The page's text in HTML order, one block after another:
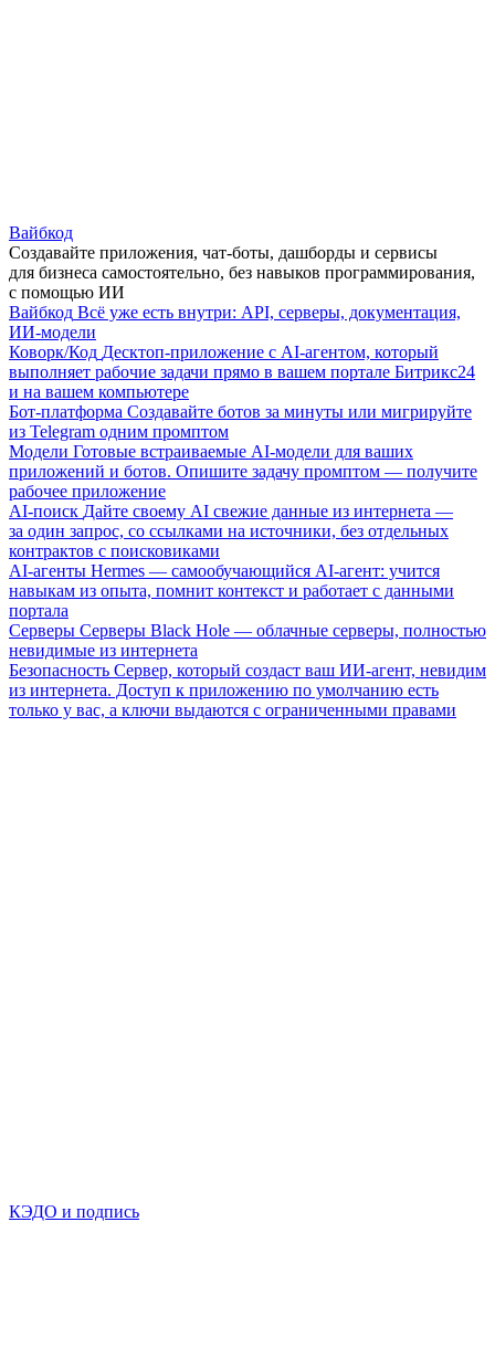
Вайбкод
Создавайте приложения, чат-боты, дашборды и сервисы
для бизнеса самостоятельно, без навыков программирования,
с помощью ИИ
Вайбкод Всё уже есть внутри: API, серверы, документация,
ИИ-модели
Коворк/Код Десктоп-приложение с AI-агентом, который
выполняет рабочие задачи прямо в вашем портале Битрикс24
и на вашем компьютере
Бот-платформа Создавайте ботов за минуты или мигрируйте
из Telegram одним промптом
Модели Готовые встраиваемые AI-модели для ваших
приложений и ботов. Опишите задачу промптом — получите
рабочее приложение
AI-поиск Дайте своему AI свежие данные из интернета —
за один запрос, со ссылками на источники, без отдельных
контрактов с поисковиками
AI-агенты Hermes — самообучающийся AI-агент: учится
навыкам из опыта, помнит контекст и работает с данными
портала
Серверы Серверы Black Hole — облачные серверы, полностью
невидимые из интернета
Безопасность Сервер, который создаст ваш ИИ-агент, невидим
из интернета. Доступ к приложению по умолчанию есть
только у вас, а ключи выдаются с ограниченными правами
КЭДО и подпись